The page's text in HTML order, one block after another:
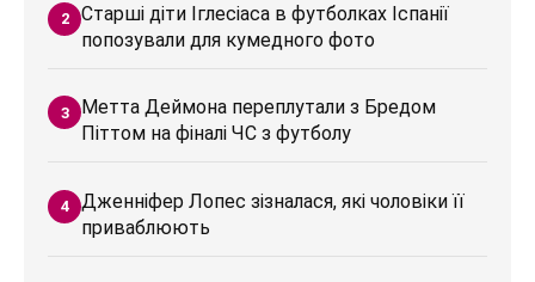
Старші діти Іглесіаса в футболках Іспанії
попозували для кумедного фото
Метта Деймона переплутали з Бредом
Піттом на фіналі ЧС з футболу
Дженніфер Лопес зізналася, які чоловіки її
приваблюють